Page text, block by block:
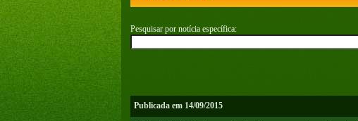
Pesquisar por notícia específica:
Publicada em 14/09/2015